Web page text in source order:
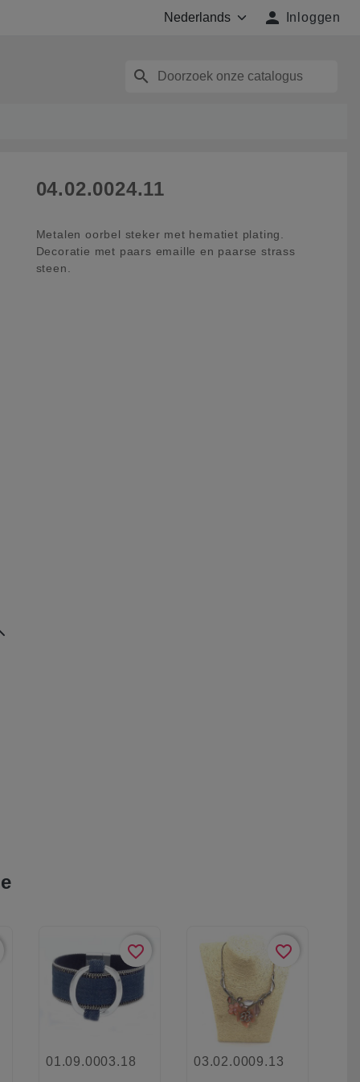
 Inloggen
search
04.02.0024.11
Metalen oorbel steker met hematiet plating.
Decoratie met paars emaille en paarse strass
steen.
favorite_border
01.09.0003.18
favorite_border
03.02.0009.13